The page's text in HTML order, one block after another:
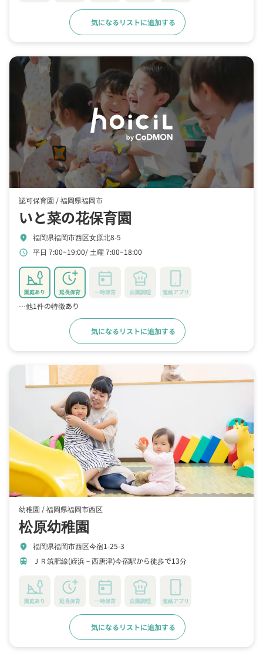
気になるリストに追加する
認可保育園 /福岡県福岡市
いと菜の花保育園
location_on 福岡県福岡市西区女原北8-5
schedule 平日 7:00~19:00 土曜 7:00~18:00
園庭あり 延長保育 一時保育 自園調理 連絡アプリ
…他1件の特徴あり
気になるリストに追加する
幼稚園 /福岡県福岡市西区
松原幼稚園
location_on 福岡県福岡市西区今宿1-25-3
train ＪＲ筑肥線(姪浜－西唐津)今宿駅から徒歩で13分
園庭あり 延長保育 一時保育 自園調理 連絡アプリ
気になるリストに追加する